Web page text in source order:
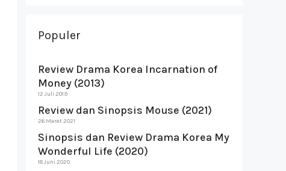
Populer
Review Drama Korea Incarnation of
Money (2013)
12 Juli 2019
Review dan Sinopsis Mouse (2021)
26 Maret 2021
Sinopsis dan Review Drama Korea My
Wonderful Life (2020)
18 Juni 2020